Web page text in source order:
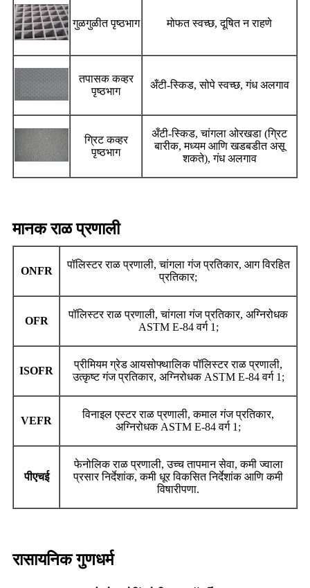
गुळगुळीत पृष्ठभाग मोफत स्वच्छ, दूषित न राहणे
तपासक कव्हर
पृष्ठभाग
अँटी-स्किड, सोपे स्वच्छ, गंध अलगाव
ग्रिट कव्हर
पृष्ठभाग
अँटी-स्किड, चांगला ओरखडा (ग्रिट
बारीक, मध्यम आणि खडबडीत असू
शकते), गंध अलगाव
मानक राळ प्रणाली
ONFR
पॉलिस्टर राळ प्रणाली, चांगला गंज प्रतिकार, आग विरहित
प्रतिकार;
OFR
पॉलिस्टर राळ प्रणाली, चांगला गंज प्रतिकार, अग्निरोधक
ASTM E-84 वर्ग 1;
ISOFR
प्रीमियम ग्रेड आयसोफ्थालिक पॉलिस्टर राळ प्रणाली,
उत्कृष्ट गंज प्रतिकार, अग्निरोधक ASTM E-84 वर्ग 1;
VEFR
विनाइल एस्टर राळ प्रणाली, कमाल गंज प्रतिकार,
अग्निरोधक ASTM E-84 वर्ग 1;
पीएचई
फेनोलिक राळ प्रणाली, उच्च तापमान सेवा, कमी ज्वाला
प्रसार निर्देशांक, कमी धूर विकसित निर्देशांक आणि कमी
विषारीपणा.
रासायनिक गुणधर्म